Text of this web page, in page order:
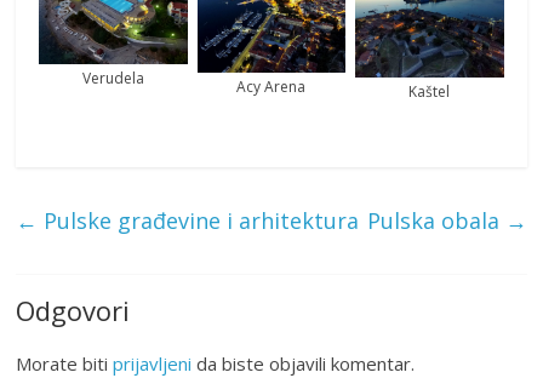
Verudela Acy Arena Kaštel
← Pulske građevine i arhitektura Pulska obala →
Odgovori
Morate bitiprijavljeni da biste objavili komentar.